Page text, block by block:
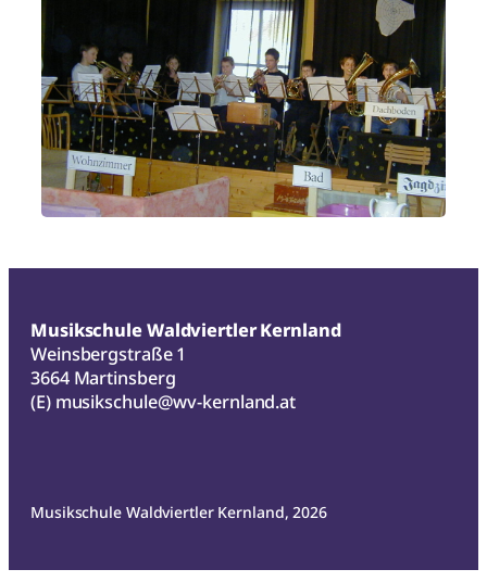
Musikschule Waldviertler Kernland
Weinsbergstraße 1
3664 Martinsberg
(E) musikschule@wv-kernland.at
Musikschule Waldviertler Kernland, 2026